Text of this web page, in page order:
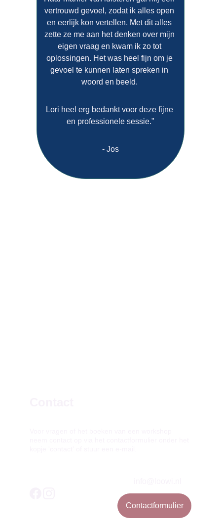
vertrouwd gevoel, zodat ik alles open
en eerlijk kon vertellen. Met dit alles
zette ze me aan het denken over mijn
eigen vraag en kwam ik zo tot
oplossingen. Het was heel fijn om je
gevoel te kunnen laten spreken in
woord en beeld.
Lori heel erg bedankt voor deze fijne
en professionele sessie."
- Jos
Contactformulier